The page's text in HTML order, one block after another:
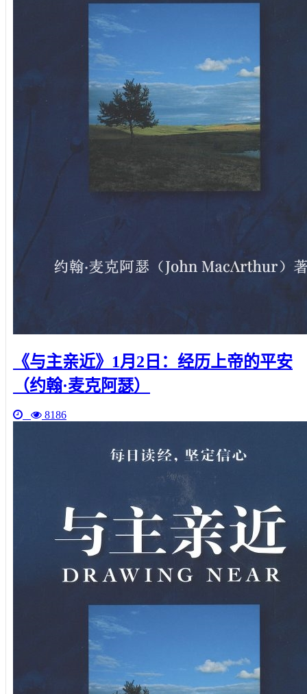
《与主亲近》1月2日：经历上帝的平安
（约翰·麦克阿瑟）
8186